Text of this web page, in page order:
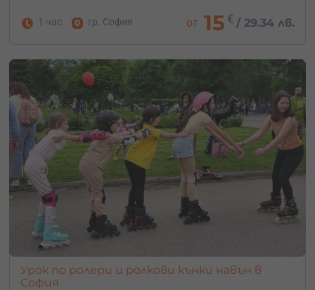
1 час гр. София от 15 € / 29.34 лв.
Урок по ролери и ролкови кънки навън в
София